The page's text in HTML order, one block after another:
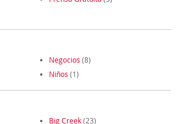
Negocios (8)
Niños (1)
Big Creek(23)